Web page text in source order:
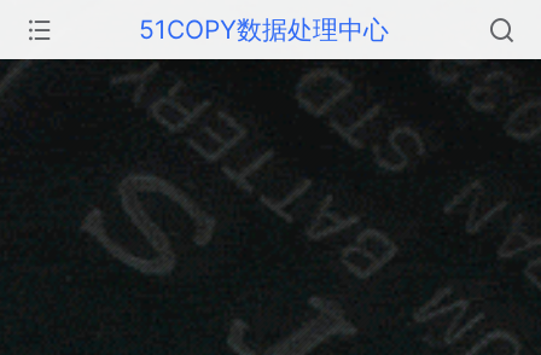
51COPY数据处理中心